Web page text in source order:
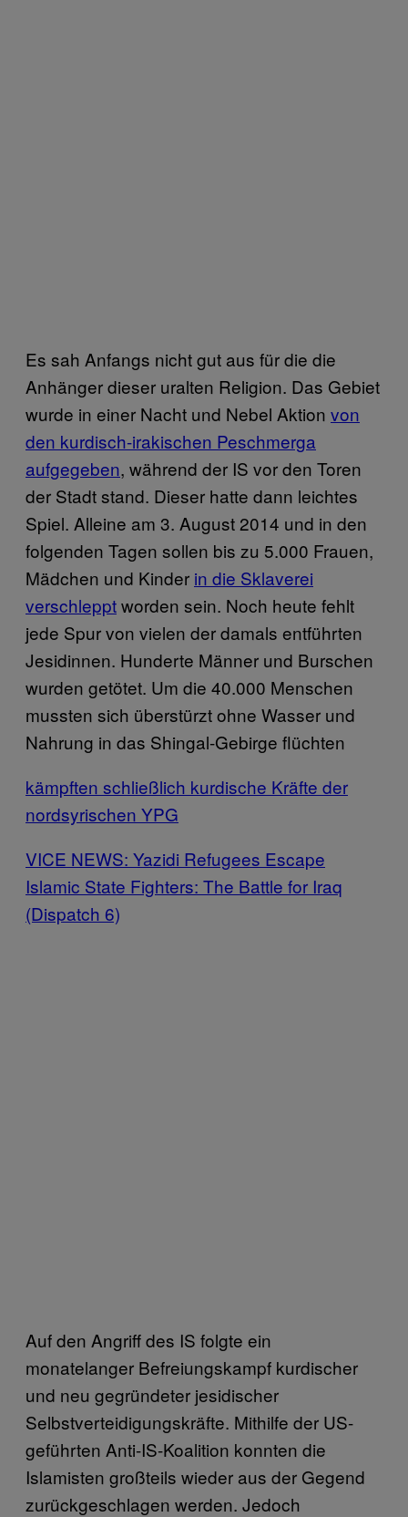
Es sah Anfangs nicht gut aus für die die
Anhänger dieser uralten Religion. Das Gebiet
wurde in einer Nacht und Nebel Aktion von
den kurdisch-irakischen Peschmerga
aufgegeben, während der IS vor den Toren
der Stadt stand. Dieser hatte dann leichtes
Spiel. Alleine am 3. August 2014 und in den
folgenden Tagen sollen bis zu 5.000 Frauen,
Mädchen und Kinder in die Sklaverei
verschlepptworden sein. Noch heute fehlt
jede Spur von vielen der damals entführten
Jesidinnen. Hunderte Männer und Burschen
wurden getötet. Um die 40.000 Menschen
mussten sich überstürzt ohne Wasser und
Nahrung in das Shingal-Gebirge flüchten
kämpften schließlich kurdische Kräfte der
nordsyrischen YPG
VICE NEWS: Yazidi Refugees Escape
Islamic State Fighters: The Battle for Iraq
(Dispatch 6)
Auf den Angriff des IS folgte ein
monatelanger Befreiungskampf kurdischer
und neu gegründeter jesidischer
Selbstverteidigungskräfte. Mithilfe der US-
geführten Anti-IS-Koalition konnten die
Islamisten großteils wieder aus der Gegend
zurückgeschlagen werden. Jedoch